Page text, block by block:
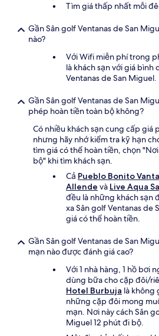
Tìm giá thấp nhất mỗi
Gần Sân golf Ventanas de San
nào?
Với Wifi miễn phí trong
là khách sạn với giá bình
Ventanas de San Miguel.
Gần Sân golf Ventanas de San
phép hoàn tiền toàn bộ không?
Có nhiều khách sạn cung cấp giá
nhưng hãy nhớ kiểm tra kỹ hạn
tìm giá có thể hoàn tiền, chọn
bộ" khi tìm khách sạn.
Cả Pueblo Bonito
Allende và Live Aqua
đều là những khách sạn
xa Sân golf Ventanas de
giá có thể hoàn tiền.
Gần Sân golf Ventanas de San
mạn nào được đánh giá cao?
Với 1 nhà hàng, 1 hồ bơi
dùng bữa cho cặp đôi/
Hotel Burbuja là không
những cặp đôi mong
mạn. Nơi này cách Sân
Miguel 12 phút đi bộ.